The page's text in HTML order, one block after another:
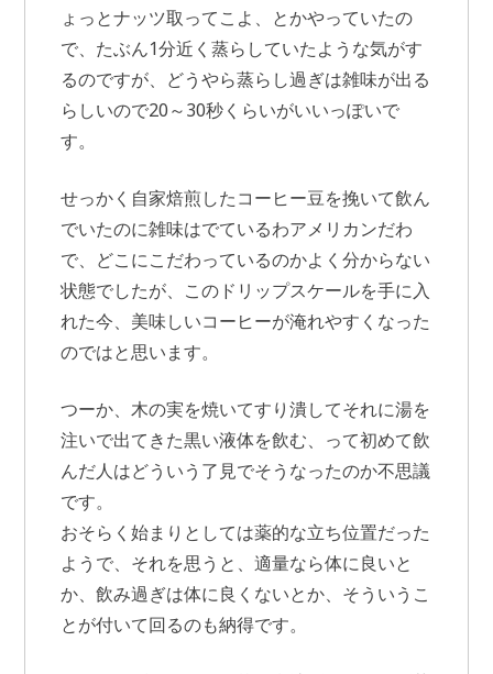
ょっとナッツ取ってこよ、とかやっていたの
で、たぶん1分近く蒸らしていたような気がす
るのですが、どうやら蒸らし過ぎは雑味が出る
らしいので20～30秒くらいがいいっぽいで
す。
せっかく自家焙煎したコーヒー豆を挽いて飲ん
でいたのに雑味はでているわアメリカンだわ
で、どこにこだわっているのかよく分からない
状態でしたが、このドリップスケールを手に入
れた今、美味しいコーヒーが淹れやすくなった
のではと思います。
つーか、木の実を焼いてすり潰してそれに湯を
注いで出てきた黒い液体を飲む、って初めて飲
んだ人はどういう了見でそうなったのか不思議
です。
おそらく始まりとしては薬的な立ち位置だった
ようで、それを思うと、適量なら体に良いと
か、飲み過ぎは体に良くないとか、そういうこ
とが付いて回るのも納得です。